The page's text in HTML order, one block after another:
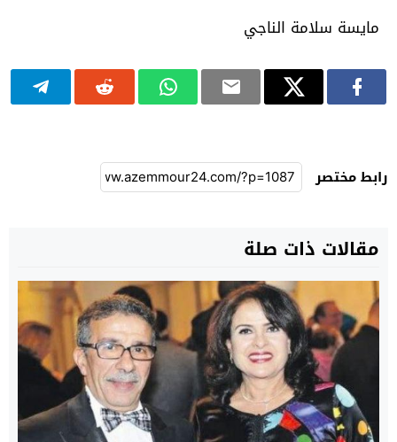
مايسة سلامة الناجي
رابط مختصر
مقالات ذات صلة